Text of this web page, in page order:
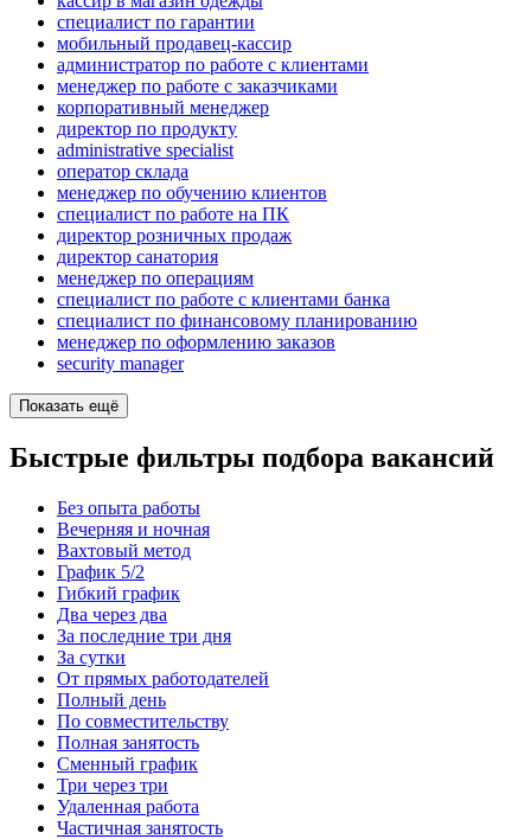
специалист по гарантии
мобильный продавец-кассир
администратор по работе с клиентами
менеджер по работе с заказчиками
корпоративный менеджер
директор по продукту
administrative specialist
оператор склада
менеджер по обучению клиентов
специалист по работе на ПК
директор розничных продаж
директор санатория
менеджер по операциям
специалист по работе с клиентами банка
специалист по финансовому планированию
менеджер по оформлению заказов
security manager
Показать ещё
Быстрые фильтры подбора вакансий
Без опыта работы
Вечерняя и ночная
Вахтовый метод
График 5/2
Гибкий график
Два через два
За последние три дня
За сутки
От прямых работодателей
Полный день
По совместительству
Полная занятость
Сменный график
Три через три
Удаленная работа
Частичная занятость